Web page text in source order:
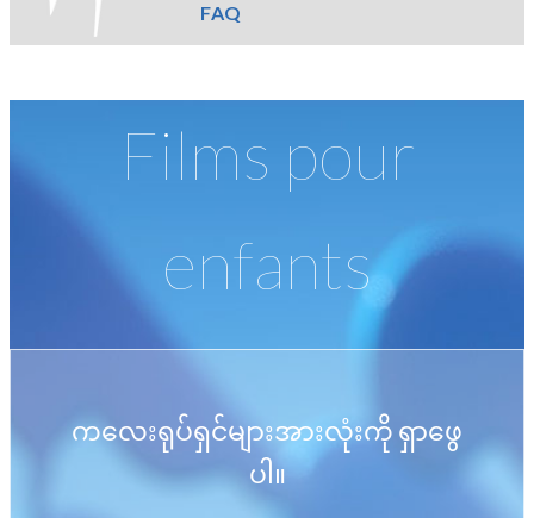
FAQ
Films pour
enfants
ကလေးရုပ်ရှင်များအားလုံးကို ရှာဖွေ
ပါ။